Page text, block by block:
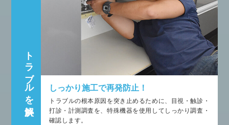
トラブルを解決 しっかり施工で再発防止！
トラブルの根本原因を突き止めるために、目視・触診・
打診・計測調査を、特殊機器を使用してしっかり調査・
確認します。